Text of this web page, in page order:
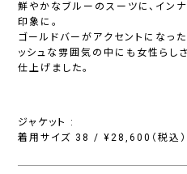
鮮やかなブルーのスーツに、イン
印象に。
ゴールドバーがアクセントになっ
ッシュな雰囲気の中にも女性らし
仕上げました。
ジャケット :
着用サイズ 38 / ¥28,600（税込）